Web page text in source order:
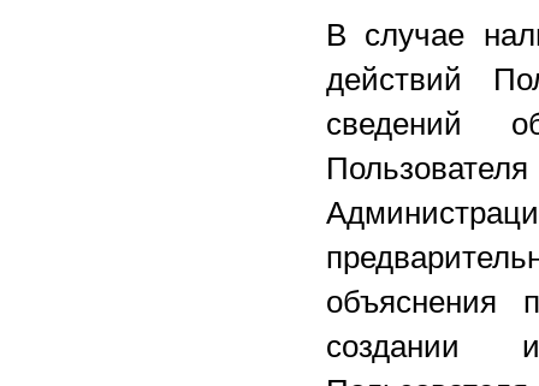
В случае
действий
сведений
объяснения
создании